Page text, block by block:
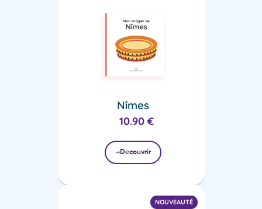
Nîmes
10.90 €
Decouvrir
NOUVEAUTÉ